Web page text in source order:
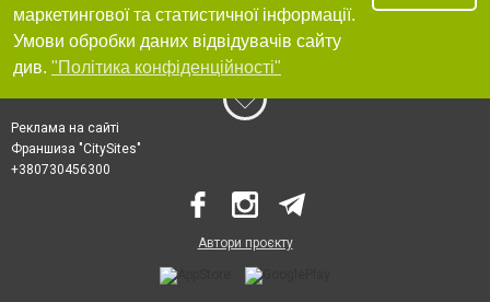
маркетингової та статистичної інформації.
Умови обробки даних відвідувачів сайту
див. "Політика конфіденційності"
Реклама на сайті
Франшиза "CitySites"
+380730456300
Автори проєкту